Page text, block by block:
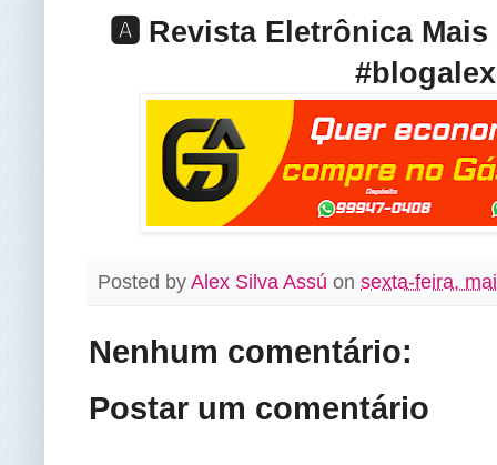
🅰️ Revista Eletrônica
Posted by Alex Silva Assú on sexta-feira,
Nenhum comentário:
Postar um comentário